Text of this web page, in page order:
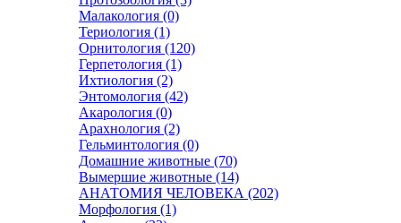
Малакология (0)
Териология (1)
Орнитология (120)
Герпетология (1)
Ихтиология (2)
Энтомология (42)
Акарология (0)
Арахнология (2)
Гельминтология (0)
Домашние животные (70)
Вымершие животные (14)
АНАТОМИЯ ЧЕЛОВЕКА (202)
Морфология (1)